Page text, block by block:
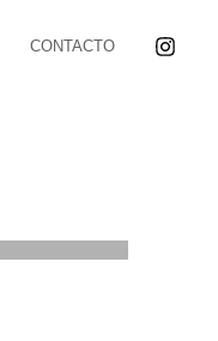
CONTACTO